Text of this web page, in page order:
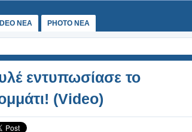
NEA PHOTO NEA
εντυπωσίασε το
(Video)